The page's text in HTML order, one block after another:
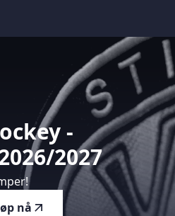
Mer enn bare
-
2027
nå